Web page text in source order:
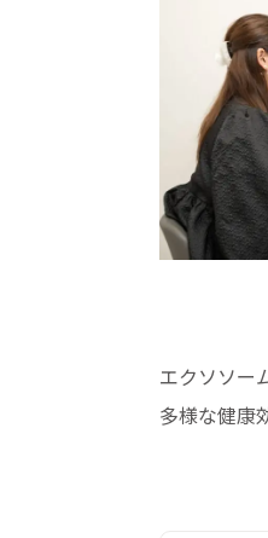
エクソソー
多様な健康